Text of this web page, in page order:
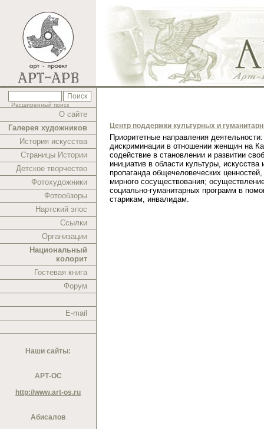
Расширенный поиск
О сайте
Галерея художников
История искусства
Страницы Истории
Детское творчество
Фотохудожники
Фотообзоры
Нартский эпос
Ссылки
Организации
Национальный
колорит
Гостевая книга
Форум
E-mail
Наши сайты:
АРТ-ОС
http://www.art-os.ru
Абисалов
Центр поддержки культурных и
Приоритетные направления
дискриминации в отношении женщин на
содействие в становлении и развитии
инициатив в области культуры, искусства
пропаганда общечеловеческих
мирного сосуществования;
социально-гуманитарных программ в
старикам, инвалидам.